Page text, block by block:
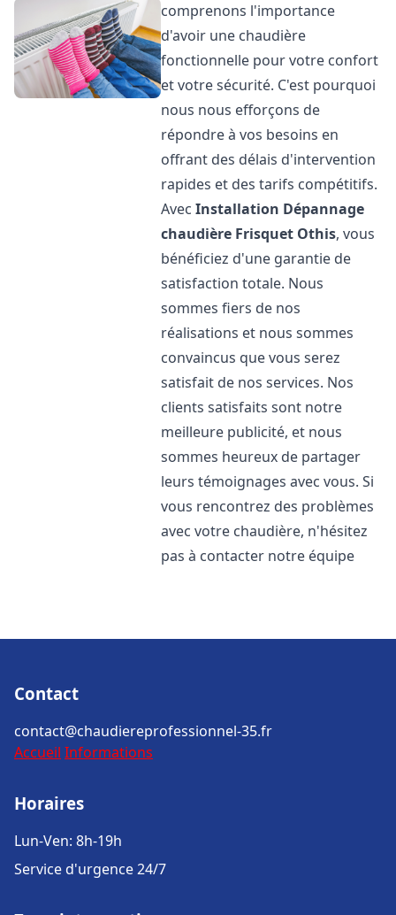
comprenons l'importance
d'avoir une chaudière
fonctionnelle pour votre confort
et votre sécurité. C'est pourquoi
nous nous efforçons de
répondre à vos besoins en
offrant des délais d'intervention
rapides et des tarifs compétitifs.
AvecInstallation Dépannage
chaudière Frisquet Othis, vous
bénéficiez d'une garantie de
satisfaction totale. Nous
sommes fiers de nos
réalisations et nous sommes
convaincus que vous serez
satisfait de nos services. Nos
clients satisfaits sont notre
meilleure publicité, et nous
sommes heureux de partager
leurs témoignages avec vous. Si
vous rencontrez des problèmes
avec votre chaudière, n'hésitez
pas à contacter notre équipe
Contact
contact@chaudiereprofessionnel-35.fr
Accueil Informations
Horaires
Lun-Ven: 8h-19h
Service d'urgence 24/7